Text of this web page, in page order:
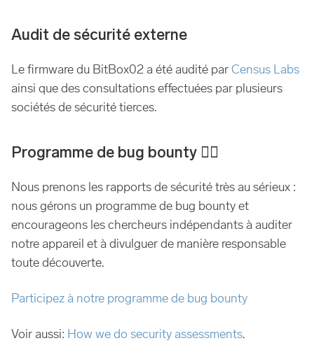
Audit de sécurité externe
Le firmware du BitBox02 a été audité parCensus Labs
ainsi que des consultations effectuées par plusieurs
sociétés de sécurité tierces.
Programme de bug bounty 🏴‍☠️
Nous prenons les rapports de sécurité très au sérieux :
nous gérons un programme de bug bounty et
encourageons les chercheurs indépendants à auditer
notre appareil et à divulguer de manière responsable
toute découverte.
Participez à notre programme de bug bounty
Voir aussi: How we do security assessments.